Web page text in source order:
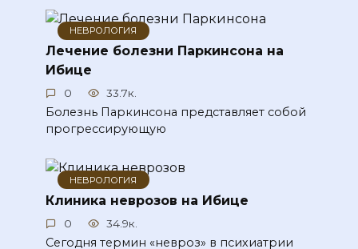
НЕВРОЛОГИЯ
Лечение болезни Паркинсона на
Ибице
0 33.7к.
Болезнь Паркинсона представляет собой
прогрессирующую
НЕВРОЛОГИЯ
Клиника неврозов на Ибице
0 34.9к.
Сегодня термин «невроз» в психиатрии